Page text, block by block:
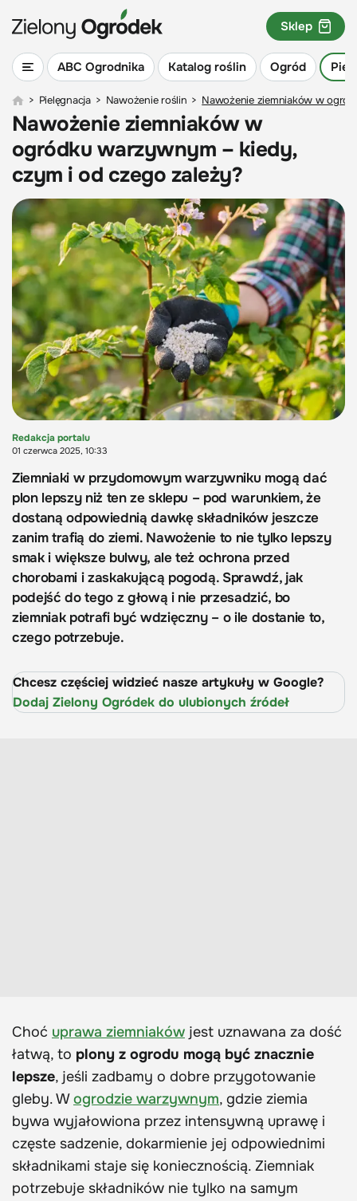
ABC Ogrodnika Katalog roślin Ogród
Sklep
> Pielęgnacja > Nawożenie roślin > Nawożenie ziemniaków w
Nawożenie ziemniaków w
ogródku warzywnym – kiedy,
czym i od czego zależy?
Redakcja portalu
01 czerwca 2025, 10:33
Ziemniaki w przydomowym warzywniku mogą dać
plon lepszy niż ten ze sklepu – pod warunkiem, że
dostaną odpowiednią dawkę składników jeszcze
zanim trafią do ziemi. Nawożenie to nie tylko lepszy
smak i większe bulwy, ale też ochrona przed
chorobami i zaskakującą pogodą. Sprawdź, jak
podejść do tego z głową i nie przesadzić, bo
ziemniak potrafi być wdzięczny – o ile dostanie to,
czego potrzebuje.
Chcesz częściej widzieć nasze artykuły w Google?
Dodaj Zielony Ogródek do ulubionych źródeł
Choć uprawa ziemniaków jest uznawana za dość
łatwą, to plony z ogrodu mogą być znacznie
lepsze, jeśli zadbamy o dobre przygotowanie
gleby. Wogrodzie warzywnym, gdzie ziemia
bywa wyjałowiona przez intensywną uprawę i
częste sadzenie, dokarmienie jej odpowiednimi
składnikami staje się koniecznością. Ziemniak
potrzebuje składników nie tylko na samym